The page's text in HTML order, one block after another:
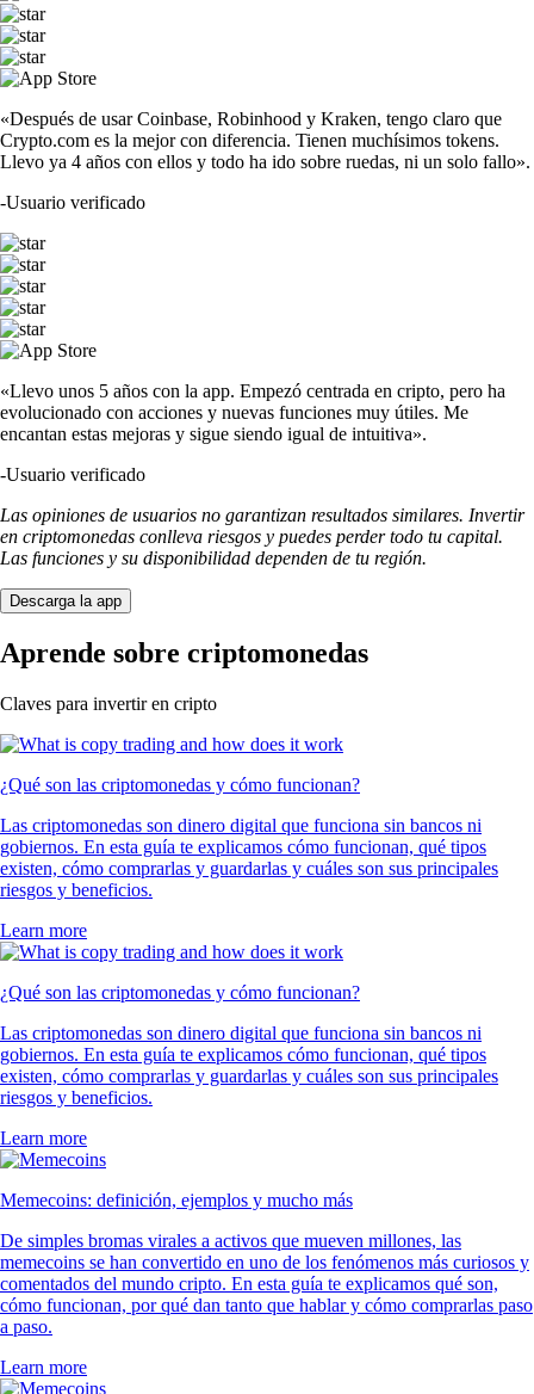
«Después de usar Coinbase, Robinhood y Kraken, tengo claro que
Crypto.com es la mejor con diferencia. Tienen muchísimos tokens.
Llevo ya 4 años con ellos y todo ha ido sobre ruedas, ni un solo fallo».
-Usuario verificado
«Llevo unos 5 años con la app. Empezó centrada en cripto, pero ha
evolucionado con acciones y nuevas funciones muy útiles. Me
encantan estas mejoras y sigue siendo igual de intuitiva».
-Usuario verificado
Las opiniones de usuarios no garantizan resultados similares. Invertir
en criptomonedas conlleva riesgos y puedes perder todo tu capital.
Las funciones y su disponibilidad dependen de tu región.
Descarga la app
Aprende sobre criptomonedas
Claves para invertir en cripto
¿Qué son las criptomonedas y cómo funcionan?
Las criptomonedas son dinero digital que funciona sin bancos ni
gobiernos. En esta guía te explicamos cómo funcionan, qué tipos
existen, cómo comprarlas y guardarlas y cuáles son sus principales
riesgos y beneficios.
Learn more
¿Qué son las criptomonedas y cómo funcionan?
Las criptomonedas son dinero digital que funciona sin bancos ni
gobiernos. En esta guía te explicamos cómo funcionan, qué tipos
existen, cómo comprarlas y guardarlas y cuáles son sus principales
riesgos y beneficios.
Learn more
Memecoins: definición, ejemplos y mucho más
De simples bromas virales a activos que mueven millones, las
memecoins se han convertido en uno de los fenómenos más curiosos y
comentados del mundo cripto. En esta guía te explicamos qué son,
cómo funcionan, por qué dan tanto que hablar y cómo comprarlas paso
a paso.
Learn more